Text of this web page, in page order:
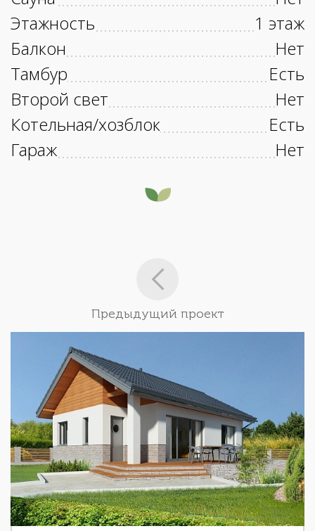
Этажность
1 этаж
Балкон
Нет
Тамбур
Есть
Второй свет
Нет
Котельная/хозблок
Есть
Гараж
Нет
Предыдущий проект